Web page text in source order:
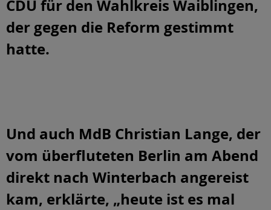
CDU für den Wahlkreis Waiblingen,
der gegen die Reform gestimmt
hatte.
Und auch MdB Christian Lange, der
vom überfluteten Berlin am Abend
direkt nach Winterbach angereist
kam, erklärte, „heute ist es mal